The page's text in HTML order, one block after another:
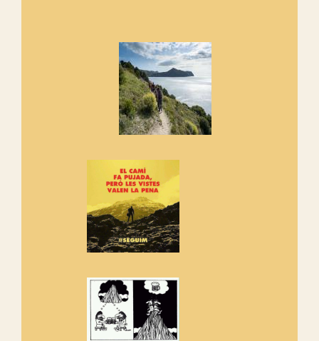
Si no podem caminar, alguna
cosa hem de fer...
Els Centpeus signen el
Manifest a favor dels Camins
adhereix-te al manifest!
Rebem un diploma dels
Amics de Sant Aniol d'Aguja
Els Centpeus estem implicats
amb la recuperació del refugi i